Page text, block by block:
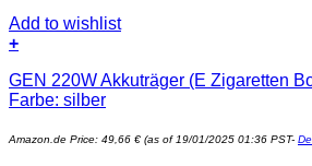
Add to wishlist
+
GEN 220W Akkuträger (E Zigaretten
Farbe: silber
Amazon.de Price: 49,66 € (as of 19/01/2025 01:36 PST-